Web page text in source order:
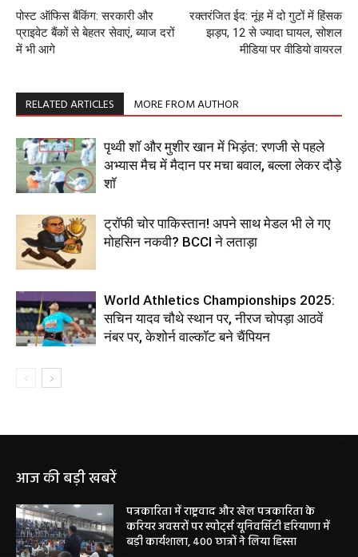
पोस्ट ऑफिस बैंकिंग: सरकारी और
प्राइवेट बैंकों से बेहतर सेवाएं, ब्याज दरों
में भी आगे
रक्तरंजित ईद: नूंह में दो गुटों में हिंसक
झड़प, 12 से ज्यादा घायल, सोशल
मीडिया पर वीडियो वायरल
RELATED ARTICLES MORE FROM AUTHOR
पृथ्वी शॉ और मुशीर खान में भिड़ंत: रणजी से पहले
अभ्यास मैच में मैदान पर मचा बवाल, बल्ला लेकर दौड़े
शॉ
ट्रॉफी चोर पाकिस्तान! अपने साथ मेडल भी ले गए
मोहसिन नकवी? BCCI ने लताड़ा
World Athletics Championships 2025:
सचिन यादव चौथे स्थान पर, नीरज चोपड़ा आठवें
नंबर पर, केशोर्न वाल्कॉट बने चैंपियन
आज की बड़ी खबरें
पत्रकारिता में राष्ट्रवाद और खेल पत्रकारिता के
करियर अवसरों पर स्पोर्ट्स यूनिवर्सिटी हरियाणा में
बड़ी कार्यशाला, 400 छात्रों ने लिया हिस्सा